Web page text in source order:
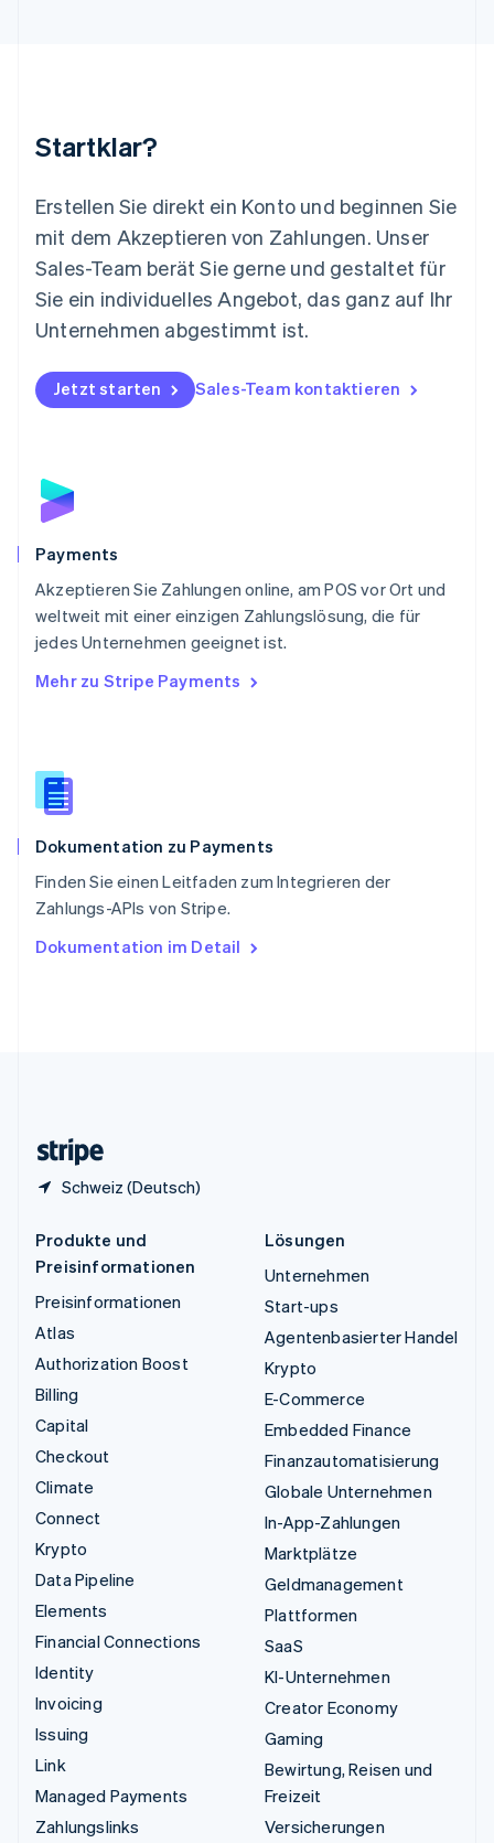
Startklar?
Erstellen Sie direkt ein Konto und beginnen Sie
mit dem Akzeptieren von Zahlungen. Unser
Sales-Team berät Sie gerne und gestaltet für
Sie ein individuelles Angebot, das ganz auf Ihr
Unternehmen abgestimmt ist.
Jetzt starten Sales-Team kontaktieren
Payments
Akzeptieren Sie Zahlungen online, am POS vor Ort und
weltweit mit einer einzigen Zahlungslösung, die für
jedes Unternehmen geeignet ist.
Mehr zu Stripe Payments
Dokumentation zu Payments
Finden Sie einen Leitfaden zum Integrieren der
Zahlungs-APIs von Stripe.
Dokumentation im Detail
Schweiz (Deutsch)
Mexiko
English
Niederlande
Nederlands English
Norwegen
English
Österreich
Polen
English
Portugal
Schweden
Schweiz
Singapur
English简体中文
Slowakei
Slowenien
English
Spanien
Thailand
Tschechische Republik
English
English
Produkte und
Preisinformationen
Preisinformationen
Atlas
Authorization Boost
Billing
Capital
Checkout
Climate
Connect
Krypto
Data Pipeline
Elements
Financial Connections
Identity
Invoicing
Issuing
Link
Managed Payments
Zahlungslinks
Lösungen
Unternehmen
Start-ups
Agentenbasierter Handel
Krypto
E-Commerce
Embedded Finance
Finanzautomatisierung
Globale Unternehmen
In-App-Zahlungen
Marktplätze
Geldmanagement
Plattformen
SaaS
KI-Unternehmen
Creator Economy
Gaming
Bewirtung, Reisen und
Freizeit
Versicherungen